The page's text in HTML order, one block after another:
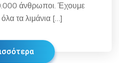
άνθρωποι. Έχουμε
όλα τα λιμάνια […]